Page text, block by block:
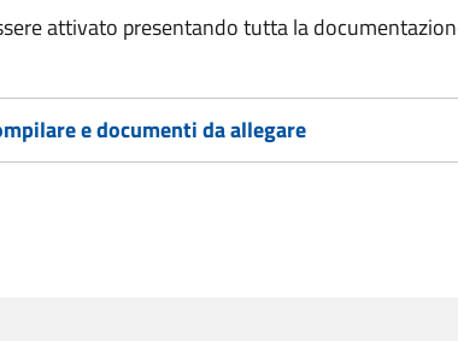
attivato presentando tutta la
e documenti da allegare